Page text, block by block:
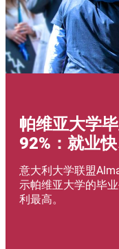
帕维亚大学
92%：就业
Abstract
意大利大学联盟
示帕维亚大学的毕
利最高。